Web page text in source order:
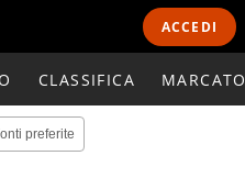
ACCEDI
CLASSIFICA
preferite